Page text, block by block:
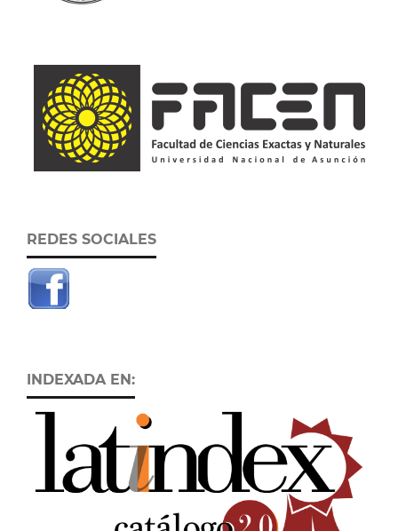
REDES SOCIALES
INDEXADA EN: